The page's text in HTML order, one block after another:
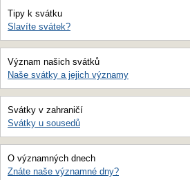
Tipy k svátku
Slavíte svátek?
Význam našich svátků
Naše svátky a jejich významy
Svátky v zahraničí
Svátky u sousedů
O významných dnech
Znáte naše významné dny?